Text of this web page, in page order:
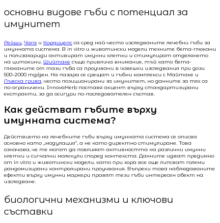
основни видове гъби с потенциал за
имунитет
Рейши, Чага и Кордицепс са сред най-често изследваните лечебни гъби за
имунната система. В in vitro и животински модели техните бета-глюкани
и полизахариди активират имунни клетки и стимулират отделянето
на цитокини. Шийтаке също привлича внимание, тъй като бета-
глюканите от тази гъба са проучвани в човешки изследвания при дози
500–2000 mg/ден. На пазара се срещат и гъбни комплекси с Майтаке и
Лъвска грива, често позиционирани за имунитет, но данните за тях са
по-ограничени. InnovaHerb поставя акцент върху стандартизирани
екстракти, за да осигури по-последователен състав.
Как действат гъбите върху
имунната система?
Действието на лечебните гъби върху имунната система се описва
основно като „модулация“, а не като директно стимулиране. Това
означава, че те могат да повлияят активността на различни имунни
клетки и сигнални молекули според контекста. Данните идват предимно
от in vitro и животински модели, като при хора все още липсват големи
рандомизирани контролирани проучвания. Въпреки това наблюдаваните
ефекти върху имунни маркери правят тези гъби интересен обект на
изследване.
биологични механизми и ключови
съставки